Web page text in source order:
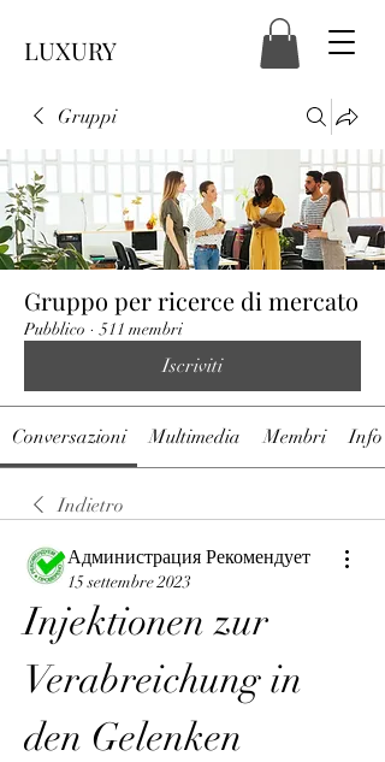
LUXURY
Gruppi
Gruppo per ricerce di mercato
Pubblico · 511 membri
Iscriviti
Conversazioni Multimedia Membri Info
Indietro
Администрация Рекомендует
15 settembre 2023
Injektionen zur
Verabreichung in
den Gelenken